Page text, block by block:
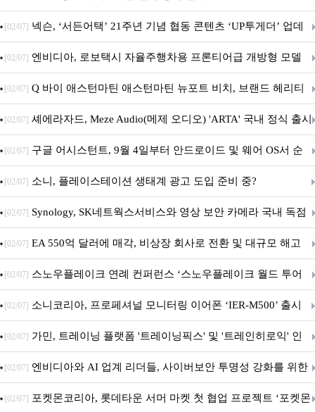
[02/07] 넥슨, ‘서든어택’ 21주년 기념 협동 콘텐츠 ‘UP투게더’ 업데
이트
[02/07] 엔비디아, 로보택시 자율주행차용 프론티어급 개방형 모델
‘알파마요 2 슈퍼’ 상업적 이용 가능
[02/07] Q 바이 애스턴마틴 애스턴마틴 뉴포트 비치, 브랜드 헤리티
지 담은 ‘헤리티지 에디션 컬렉션’ 공개
[02/07] 셰에라자드, Meze Audio(메제 오디오) 'ARTA' 국내 정식 출시
[02/07] 구글 어시스턴트, 9월 4일부터 안드로이드 및 웨어 OS서 순
차 서비스 종료
[02/07] 소니, 플레이스테이션 생태계 광고 도입 준비 중?
[02/07] Synology, SK네트웍스서비스와 영상 보안 카메라 국내 독점
판매 파트너십 체결
[02/07] EA 550억 달러에 매각, 비상장 회사로 전환 및 대규모 해고
전망
[02/07] 스노우플레이크 연례 컨퍼런스 ‘스노우플레이크 월드 투어
서울’ 개최
[02/07] 소니코리아, 프로페셔널 모니터링 이어폰 ‘IER-M500’ 출시
[02/07] 가민, 트레이닝 플랫폼 '트레이닝픽스' 및 '트레인히로익' 인
수로 선수와 코치에 맞춤형 훈련 지원 확대
[02/07] 엔비디아와 AI 업계 리더들, 사이버보안 투명성 강화를 위한
SAFE 가이드라인 제안
[02/07] 포켓몬코리아, 롯데타운 서머 마켓 첫 협업 프로젝트 ‘포켓몬